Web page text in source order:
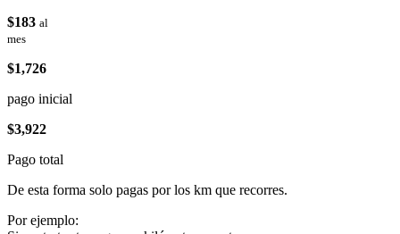
$183 al
mes
$1,726
pago inicial
$3,922
Pago total
De esta forma solo pagas por los km que recorres.
Por ejemplo: